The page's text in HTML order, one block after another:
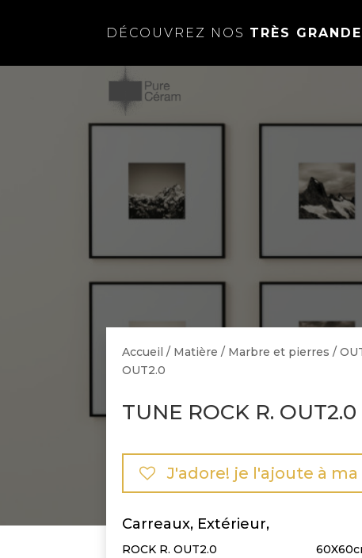
DÉCOUVREZ NOS TRÈS
Accueil / Matière / Marbre et pierres /
OUT2.0
TUNE ROCK R. OUT2.0
J'adore! je l'ajoute à ma
Carreaux, Extérieur,
ROCK R. OUT2.0